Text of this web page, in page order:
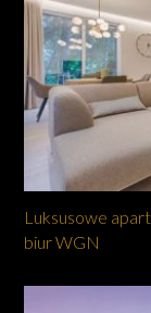
Luksusowe
biur WGN